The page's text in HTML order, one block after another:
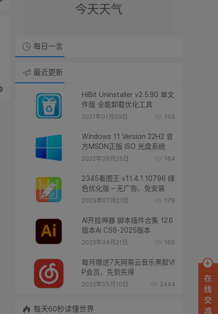
也是支持廿八星空奥！
今天天气
每日一言
最近更新
HiBit Uninstaller v2.5.90 单文
件版 全能卸载优化工具
2021年01月09日 159
Windows 11 Version 22H2 官
方MSDN正版 ISO 光盘系统
2022年09月25日 164
2345看图王 v11.4.1.10796 绿
色优化版 – 无广告、免安装
2025年07月21日 179
AI开挂神器 脚本插件合集 12.6
版本Ai CS6-2025版本
2023年04月21日 166
每月赠送7天网易云音乐黑胶VI
P会员，先到先得
2023年05月10日 2444
每天60秒读懂世界